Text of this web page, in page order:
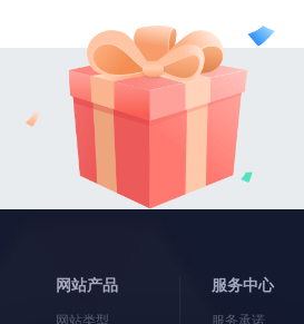
网站产品
网站类型
服务中心
服务承诺